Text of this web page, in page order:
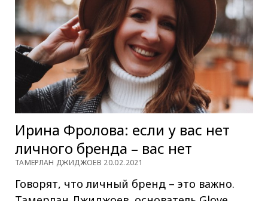
Ирина Фролова: если у вас нет
личного бренда – вас нет
ТАМЕРЛАН ДЖИДЖОЕВ 20.02.2021
Говорят, что личный бренд – это важно.